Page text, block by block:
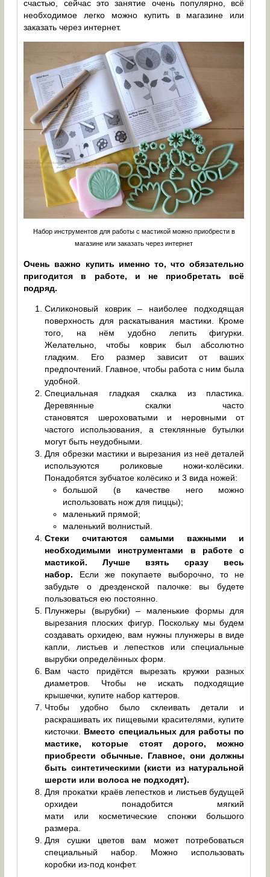
счастью, сейчас это занятие очень популярно, всё
необходимое легко можно купить в магазине или
заказать через интернет.
Набор инструментов для работы с мастикой можно приобрести в
магазине или заказать через интернет
Очень важно купить именно то, что обязательно
пригодится в работе, и не приобретать всё
подряд.
Силиконовый коврик – наиболее подходящая
поверхность для раскатывания мастики. Кроме
того, на нём удобно лепить фигурки.
Желательно, чтобы коврик был абсолютно
гладким. Его размер зависит от ваших
предпочтений. Главное, чтобы работа с ним была
удобной.
Специальная гладкая скалка из пластика.
Деревянные скалки часто
становятся шероховатыми и неровными от
частого использования, а стеклянные бутылки
могут быть неудобными.
Для обрезки мастики и вырезания из неё деталей
используются роликовые ножи-колёсики.
Понадобятся зубчатое колёсико и 3 вида ножей:
большой (в качестве него можно
использовать нож для пиццы);
маленький прямой;
маленький волнистый.
Стеки считаются самыми важными и
необходимыми инструментами в работе с
мастикой. Лучше взять сразу весь
набор. Если же покупаете выборочно, то не
забудьте о дрезденской палочке: вы будете
пользоваться ею постоянно.
Плунжеры (вырубки) – маленькие формы для
вырезания плоских фигур. Поскольку мы будем
создавать орхидею, вам нужны плунжеры в виде
капли, листьев и лепестков или специальные
вырубки определённых форм.
Вам часто придётся вырезать кружки разных
диаметров. Чтобы не искать подходящие
крышечки, купите набор каттеров.
Чтобы удобно было склеивать детали и
раскрашивать их пищевыми красителями, купите
кисточки. Вместо специальных для работы по
мастике, которые стоят дорого, можно
приобрести обычные. Главное, они должны
быть синтетическими (кисти из натуральной
шерсти или волоса не подходят).
Для прокатки краёв лепестков и листьев будущей
орхидеи понадобится мягкий
мати или косметические спонжи большого
размера.
Для сушки цветов вам может потребоваться
специальный набор. Можно использовать
коробки из-под конфет.